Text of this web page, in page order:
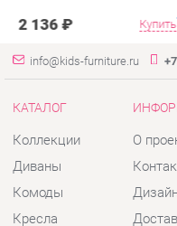
Коллекции
Комоды
Кровати
Стеллажи
Пуфы
Столы
Стулья
О
Дизайн
Скидки
Помощь